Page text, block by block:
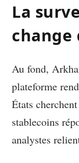
La
change
Au fond,
plateforme
États
stablecoins
analystes